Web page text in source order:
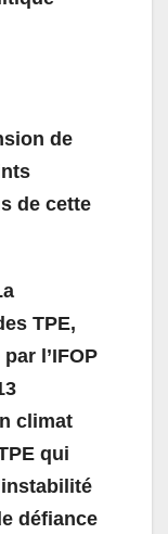
de
de cette
TPE,
l’IFOP
climat
qui
défiance